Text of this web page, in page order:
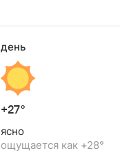
день
+27°
ясно
ощущается как +28°